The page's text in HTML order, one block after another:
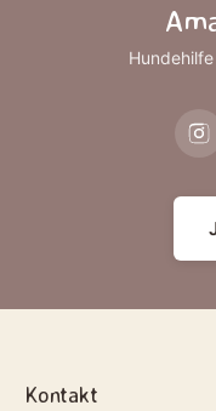
Kontakt